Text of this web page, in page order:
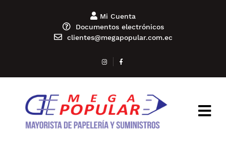
Mi Cuenta
Documentos electrónicos
clientes@megapopular.com.ec